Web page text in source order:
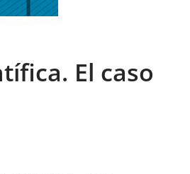
El caso